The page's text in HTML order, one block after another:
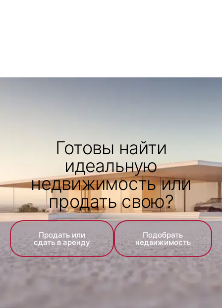
Готовы найти
идеальную
недвижимость или
продать свою?
Продать или
сдать в аренду
Подобрать
недвижимость